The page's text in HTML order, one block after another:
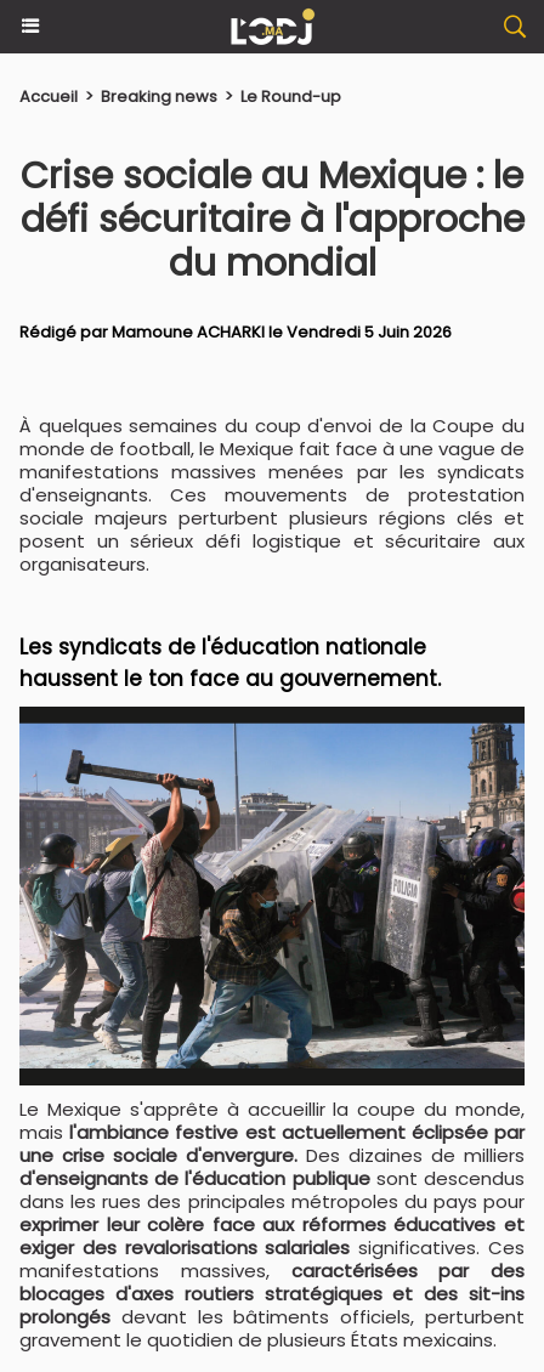
Accueil > Breaking news > Le Round-up
Crise sociale au Mexique : le
défi sécuritaire à l'approche
du mondial
Rédigé parMamoune ACHARKIle Vendredi 5 Juin 2026
À quelques semaines du coup d'envoi de la Coupe du
monde de football, le Mexique fait face à une vague de
manifestations massives menées par les syndicats
d'enseignants. Ces mouvements de protestation
sociale majeurs perturbent plusieurs régions clés et
posent un sérieux défi logistique et sécuritaire aux
organisateurs.
Les syndicats de l'éducation nationale
haussent le ton face au gouvernement.
Le Mexique s'apprête à accueillir la coupe du monde,
maisl'ambiance festive est actuellement éclipsée par
une crise sociale d'envergure. Des dizaines de milliers
d'enseignants de l'éducation publique sont descendus
dans les rues des principales métropoles du pays pour
exprimer leur colère face aux réformes éducatives et
exiger des revalorisations salariales significatives. Ces
manifestations massives, caractérisées par des
blocages d'axes routiers stratégiques et des sit-ins
prolongés devant les bâtiments officiels, perturbent
gravement le quotidien de plusieurs États mexicains.